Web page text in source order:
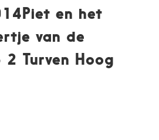
en het
van de
2 Turven Hoog